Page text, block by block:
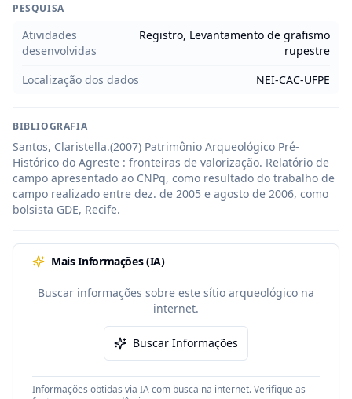
PESQUISA
Atividades
desenvolvidas
Registro, Levantamento de grafismo
rupestre
Localização dos dados
NEI-CAC-UFPE
BIBLIOGRAFIA
Santos, Claristella.(2007) Patrimônio Arqueológico Pré-
Histórico do Agreste : fronteiras de valorização. Relatório de
campo apresentado ao CNPq, como resultado do trabalho de
campo realizado entre dez. de 2005 e agosto de 2006, como
bolsista GDE, Recife.
Mais Informações (IA)
Buscar informações sobre este sítio arqueológico na
internet.
Buscar Informações
Informações obtidas via IA com busca na internet. Verifique as